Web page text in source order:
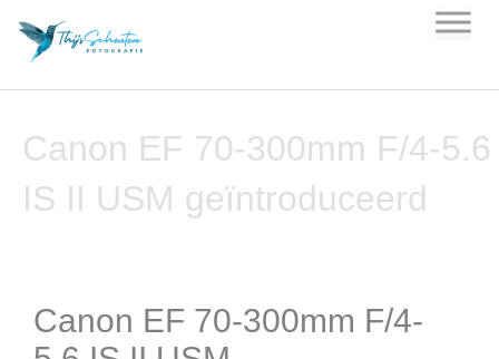
Canon EF 70-300mm F/4-5.6
IS II USM geïntroduceerd
Canon EF 70-300mm F/4-